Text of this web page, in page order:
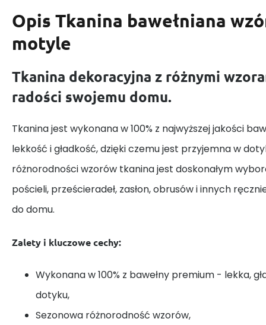
Opis Tkanina bawełniana
motyle
Tkanina dekoracyjna z różnymi
radości swojemu domu.
Tkanina jest wykonana w 100% z najwyższej jakości
lekkość i gładkość, dzięki czemu jest przyjemna w
różnorodności wzorów tkanina jest doskonałym
pościeli, prześcieradeł, zasłon, obrusów i innych
do domu.
Zalety i kluczowe cechy:
Wykonana w 100% z bawełny premium - lekka,
dotyku,
Sezonowa różnorodność wzorów,